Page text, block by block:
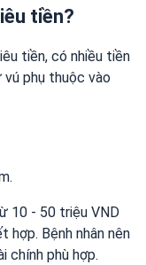
tiền?
tiền, có nhiều tiền
vú phụ thuộc vào
10 - 50 triệu VND
hợp. Bệnh nhân nên
chính phù hợp.